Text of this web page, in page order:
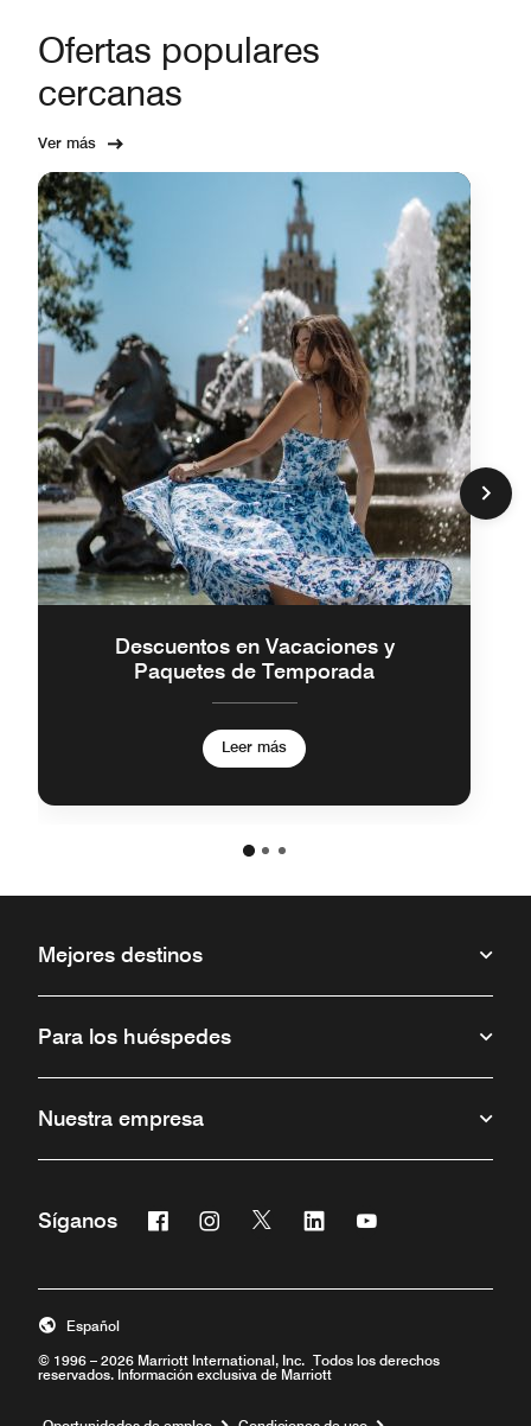
Ofertas populares
cercanas
Ver más
Descuentos en Vacaciones y
Paquetes de Temporada
Leer más
Mejores destinos
Para los huéspedes
Nuestra empresa
Síganos Facebook
Abre una ventana nueva
Instagram
Abre una ventana nueva
Twitter
Abre una ventana nueva
Linkedin
Abre una ventana nueva
Abre una ventana
© 1996 – 2026 Marriott International, Inc. Todos los derechos
reservados. Información exclusiva de Marriott
Español